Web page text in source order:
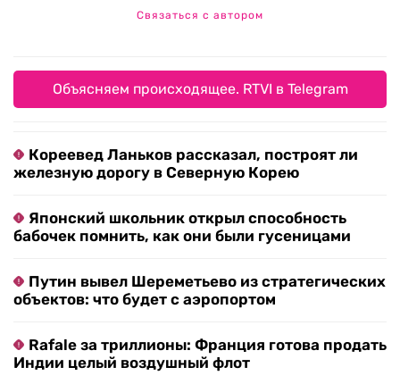
Связаться с автором
Объясняем происходящее. RTVI в Telegram
Кореевед Ланьков рассказал, построят ли
железную дорогу в Северную Корею
Японский школьник открыл способность
бабочек помнить, как они были гусеницами
Путин вывел Шереметьево из стратегических
объектов: что будет с аэропортом
Rafale за триллионы: Франция готова продать
Индии целый воздушный флот